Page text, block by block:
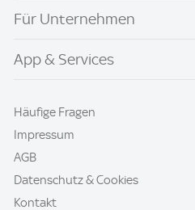
Für Unternehmen
App & Services
Häufige Fragen
Impressum
AGB
Datenschutz & Cookies
Kontakt